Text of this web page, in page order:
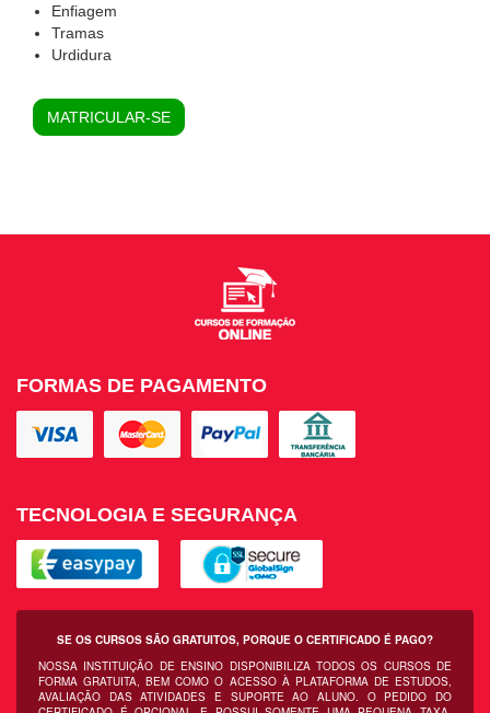
Enfiagem
Tramas
Urdidura
MATRICULAR-SE
FORMAS DE PAGAMENTO
TECNOLOGIA E SEGURANÇA
SE OS CURSOS SÃO GRATUITOS, PORQUE O CERTIFICADO É PAGO?
NOSSA INSTITUIÇÃO DE ENSINO DISPONIBILIZA TODOS OS CURSOS DE
FORMA GRATUITA, BEM COMO O ACESSO À PLATAFORMA DE ESTUDOS,
AVALIAÇÃO DAS ATIVIDADES E SUPORTE AO ALUNO. O PEDIDO DO